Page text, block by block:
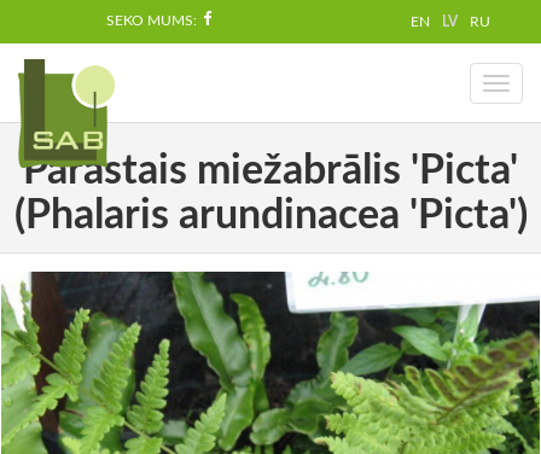
SEKO MUMS: EN LV RU
Toggle
Parastais miežabrālis 'Picta'
(Phalaris arundinacea 'Picta')